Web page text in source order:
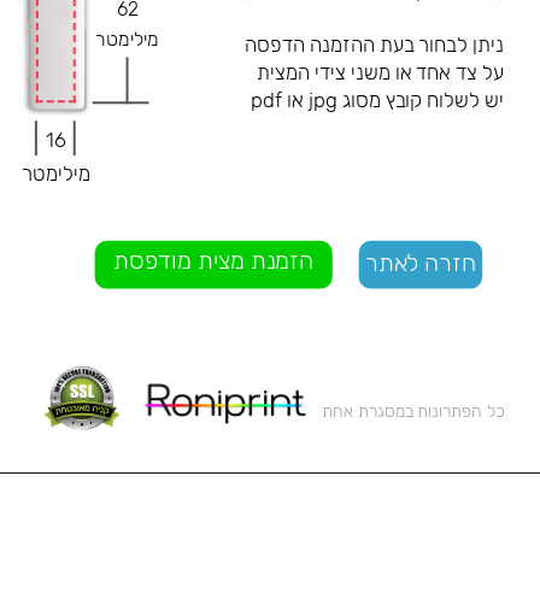
62
מילימטר
ניתן לבחור בעת ההזמנה הדפסה
על צד אחד או משני צידי המצית
יש לשלוח קובץ מסוג jpg או pdf
16
מילימטר
חזרה לאתר הזמנת מצית מודפסת
כל הפתרונות במסגרת אחת